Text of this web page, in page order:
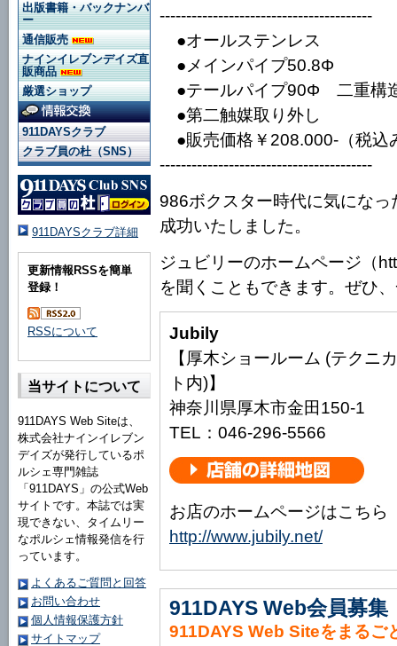
----------------------------------------
●オールステンレス
●メインパイプ50.8Φ
●テールパイプ90Φ 二重構
●第二触媒取り外し
●販売価格￥208.000-（税込
----------------------------------------
986ボクスター時代に気にな
成功いたしました。
ジュビリーのホームページ（
を聞くこともできます。ぜひ
Jubily
【厚木ショールーム (テクニ
ト内)】
神奈川県厚木市金田150-1
TEL：046-296-5566
お店のホームページはこちら
http://www.jubily.net/
911DAYS Web会員募集
911DAYS Web Siteをまるご
出版書籍・バックナンバ
ー
通信販売
ナインイレブンデイズ直
販商品
厳選ショップ
911DAYSクラブ
クラブ員の杜（SNS）
911DAYSクラブ詳細
更新情報RSSを簡単
登録！
RSSについて
当サイトについて
911DAYS Web Siteは、
株式会社ナインイレブン
デイズが発行しているポ
ルシェ専門雑誌
「911DAYS」の公式Web
サイトです。本誌では実
現できない、タイムリー
なポルシェ情報発信を行
っています。
よくあるご質問と回答
お問い合わせ
個人情報保護方針
サイトマップ